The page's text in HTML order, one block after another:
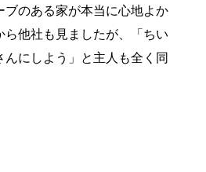
のある家が本当に心地よか
ら他社も見ましたが、「ちい
にしよう」と主人も全く同